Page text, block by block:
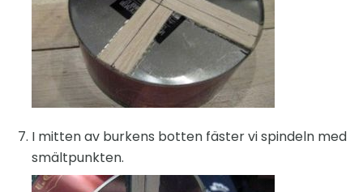
I mitten av burkens botten fäster vi spindeln med
smältpunkten.